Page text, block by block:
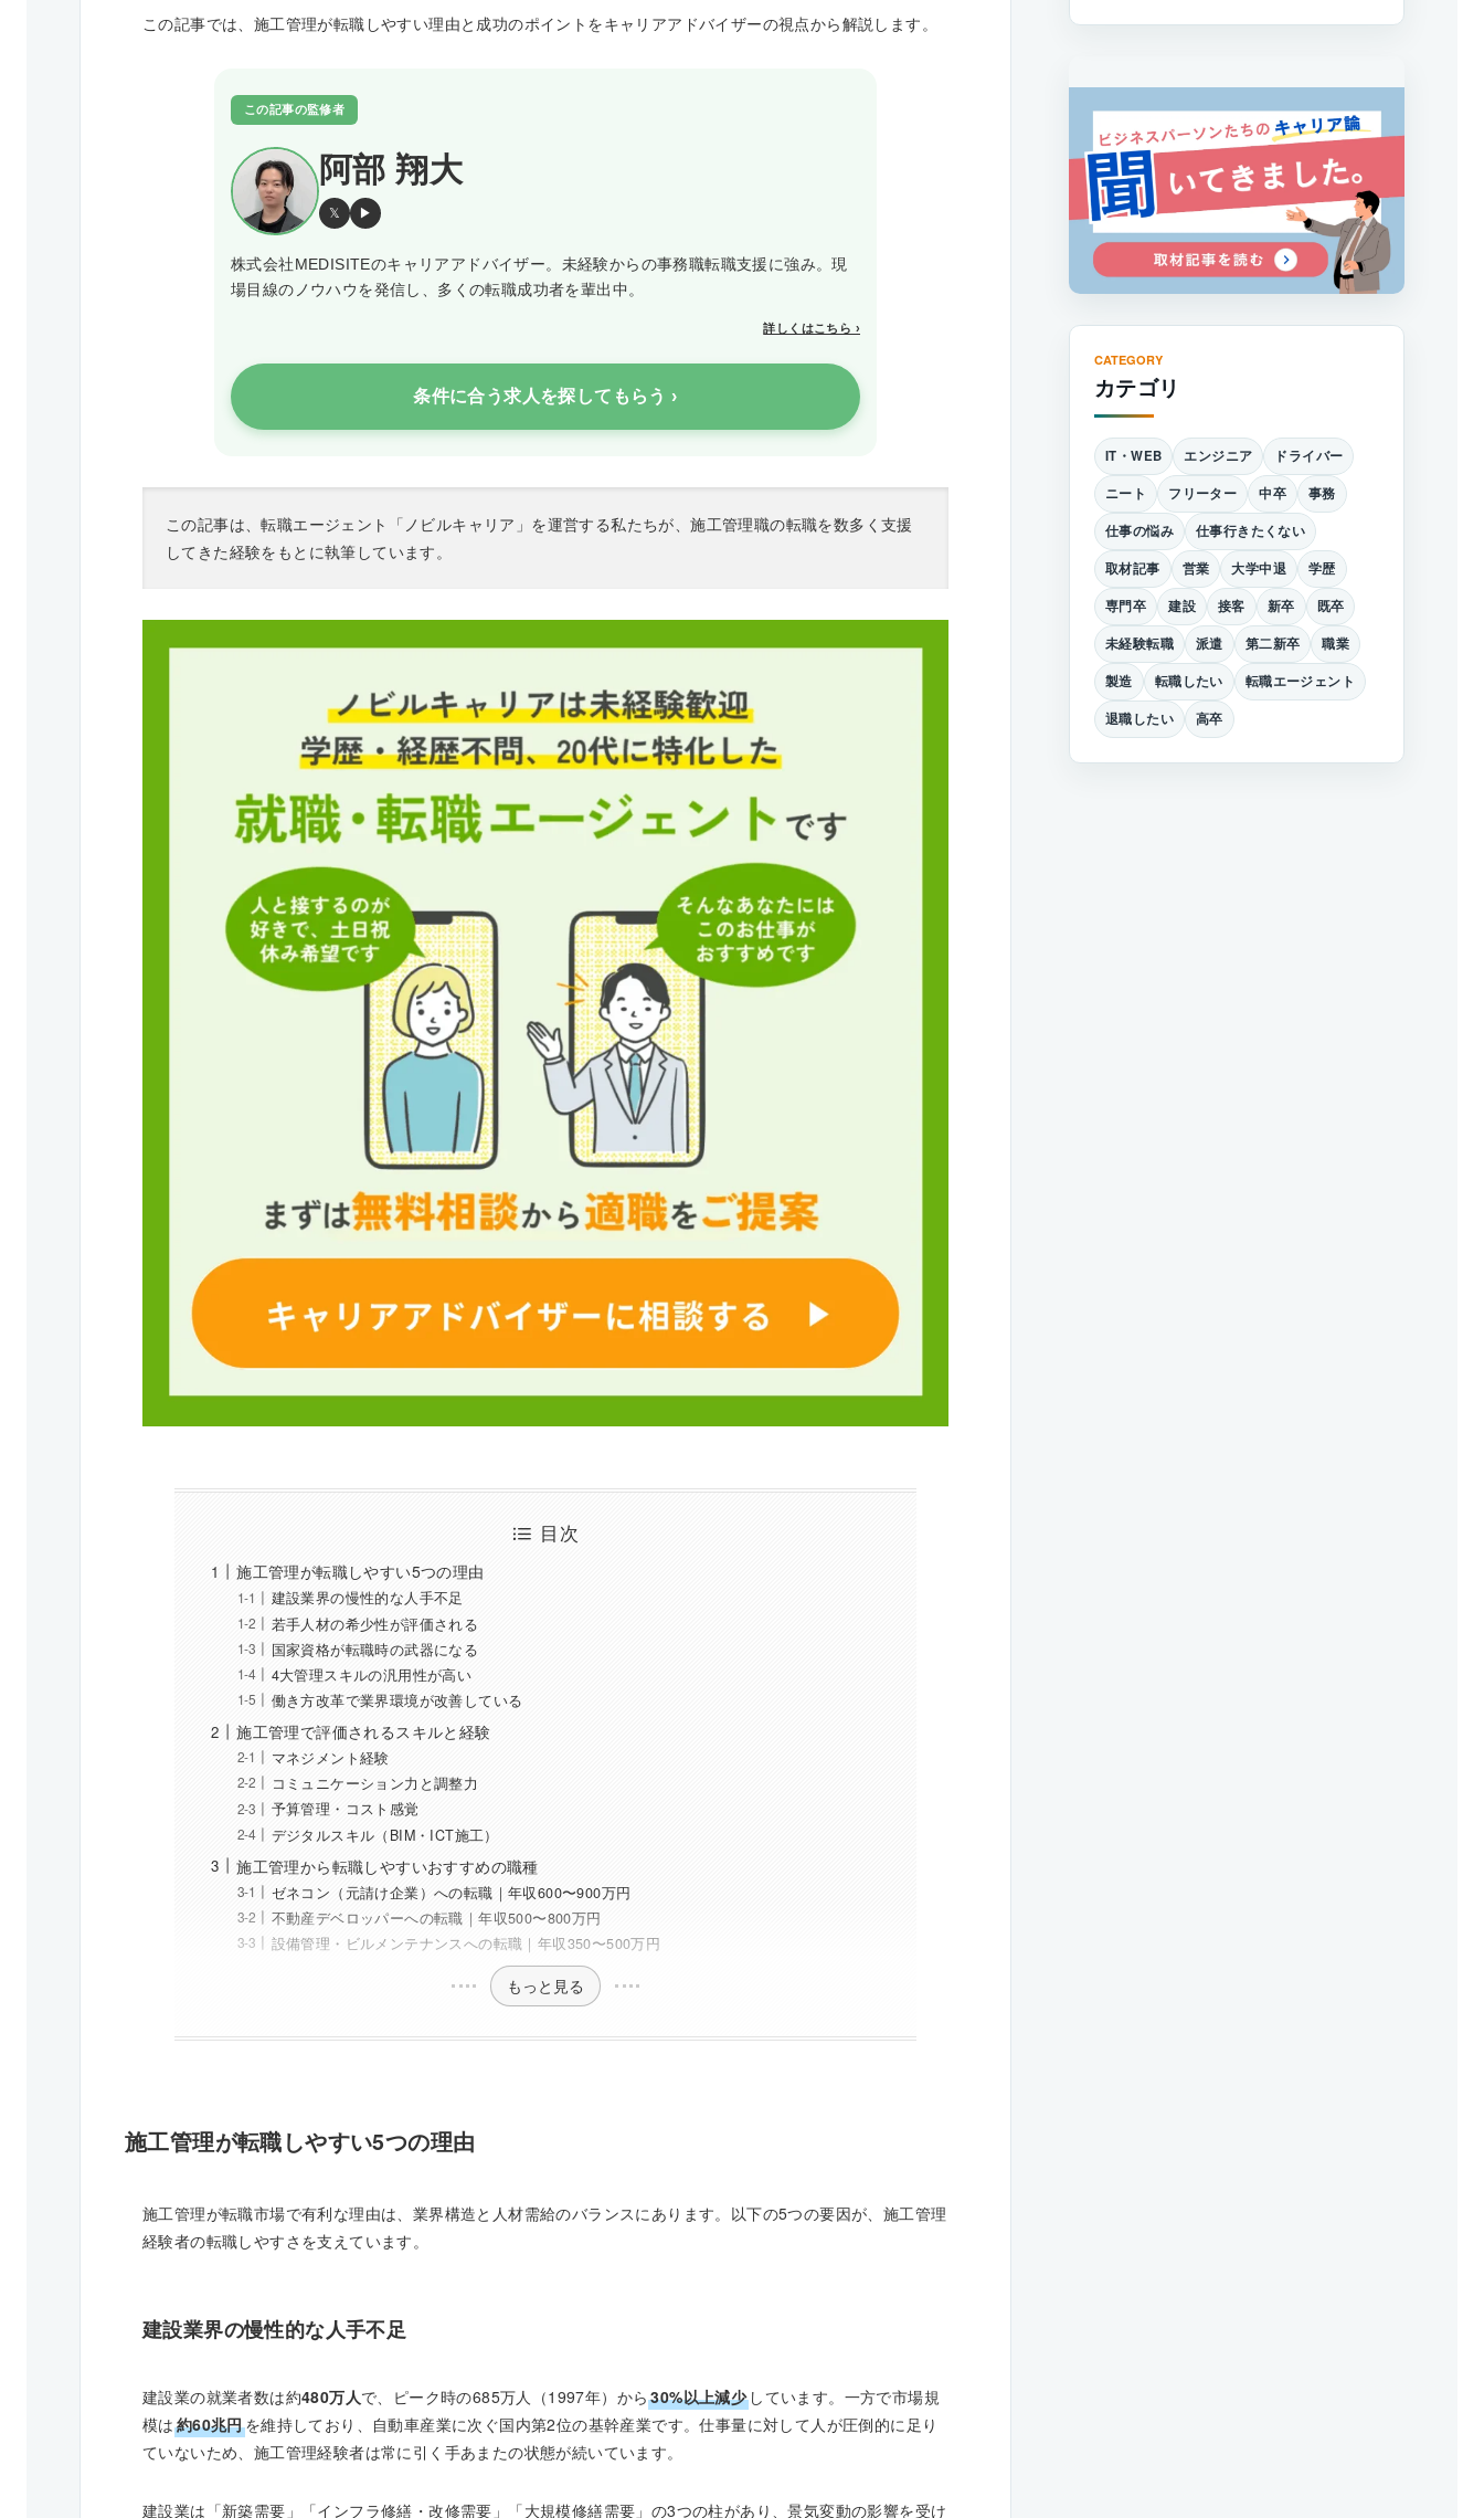
この記事では、施工管理が転職しやすい理由と成功のポイントをキャリアアドバイザーの視点から解説します。
この記事の監修者
阿部 翔大
𝕏 ▶
株式会社MEDISITEのキャリアアドバイザー。未経験からの事務職転職支援に強み。現
場目線のノウハウを発信し、多くの転職成功者を輩出中。
詳しくはこちら ›
条件に合う求人を探してもらう ›
この記事は、転職エージェント「ノビルキャリア」を運営する私たちが、施工管理職の転職を数多く支援
してきた経験をもとに執筆しています。
目次
施工管理が転職しやすい5つの理由
建設業界の慢性的な人手不足
若手人材の希少性が評価される
国家資格が転職時の武器になる
4大管理スキルの汎用性が高い
働き方改革で業界環境が改善している
施工管理で評価されるスキルと経験
マネジメント経験
コミュニケーション力と調整力
予算管理・コスト感覚
デジタルスキル（BIM・ICT施工）
施工管理から転職しやすいおすすめの職種
ゼネコン（元請け企業）への転職｜年収600〜900万円
不動産デベロッパーへの転職｜年収500〜800万円
設備管理・ビルメンテナンスへの転職｜年収350〜500万円
もっと見る
施工管理が転職しやすい5つの理由
施工管理が転職市場で有利な理由は、業界構造と人材需給のバランスにあります。以下の5つの要因が、施工管理
経験者の転職しやすさを支えています。
建設業界の慢性的な人手不足
建設業の就業者数は約480万人で、ピーク時の685万人（1997年）から30%以上減少 しています。一方で市場規
模は約60兆円を維持しており、自動車産業に次ぐ国内第2位の基幹産業です。仕事量に対して人が圧倒的に足り
ていないため、施工管理経験者は常に引く手あまたの状態が続いています。
建設業は「新築需要」「インフラ修繕・改修需要」「大規模修繕需要」の3つの柱があり、景気変動の影響を受け
CATEGORY
カテゴリ
IT・WEB エンジニア
ドライバー
ニート
フリーター 中卒
事務
仕事の悩み
仕事行きたくない
取材記事
営業 大学中退
学歴
専門卒
建設 接客 新卒
既卒
未経験転職
派遣 第二新卒
職業
製造
転職したい
転職エージェント
退職したい
高卒